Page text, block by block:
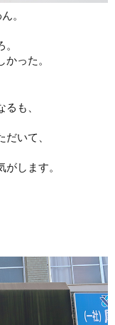
。
った。
も、
いて、
します。